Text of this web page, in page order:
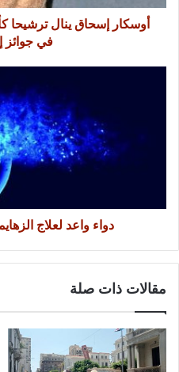
أوسكار إسحاق ينال
في جوائز
دواء واعد لعلاج
مقالات ذات صلة